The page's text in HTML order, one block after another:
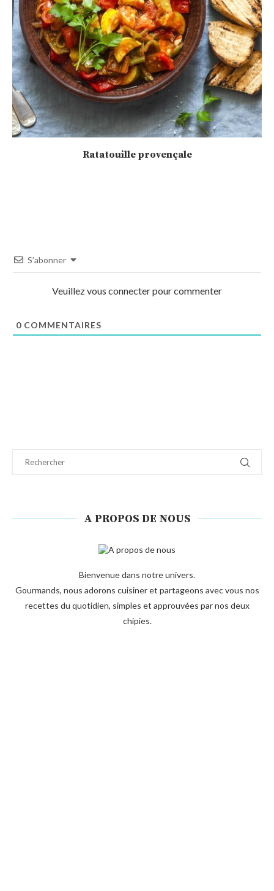
Poulet Tikka Massala – 4SP💙
S’abonner
Veuillez vous connecter pour commenter
0 COMMENTAIRES
A PROPOS DE NOUS
Bienvenue dans notre univers.
Gourmands, nous adorons cuisiner et partageons avec vous nos
recettes du quotidien, simples et approuvées par nos deux
chipies.